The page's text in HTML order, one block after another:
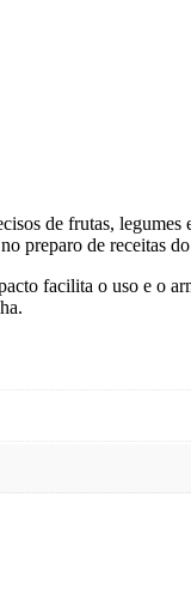
de frutas,
preparo de receitas
facilita o uso e o